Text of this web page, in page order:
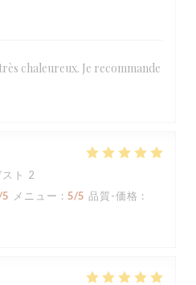
chaleureux. Je recommande
ト 2
メニュー : 5/5 品質-価格 :